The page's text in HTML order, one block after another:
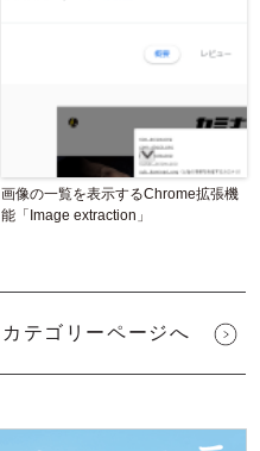
画像の一覧を表示するChrome拡張機
能「Image extraction」
カテゴリーページへ